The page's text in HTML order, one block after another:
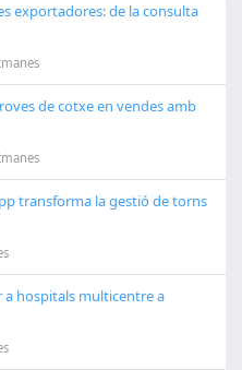
exportadores: de la consulta
de cotxe en vendes amb
transforma la gestió de torns
hospitals multicentre a